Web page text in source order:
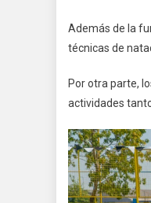
Además de la
técnicas de
Por otra parte,
actividades